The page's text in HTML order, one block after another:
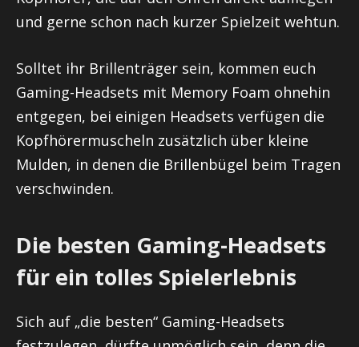
und gerne schon nach kurzer Spielzeit wehtun.
Solltet ihr Brillenträger sein, kommen euch
Gaming-Headsets mit Memory Foam ohnehin
entgegen, bei einigen Headsets verfügen die
Kopfhörermuscheln zusätzlich über kleine
Mulden, in denen die Brillenbügel beim Tragen
verschwinden.
Die besten Gaming-Headsets
für ein tolles Spielerlebnis
Sich auf „die besten“ Gaming-Headsets